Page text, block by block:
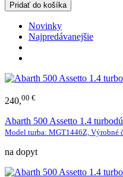
Novinky
Najpredávanejšie
240,00 €
Abarth 500 Assetto 1.4
Model turba: MGT1446Z, Výrobné
na dopyt